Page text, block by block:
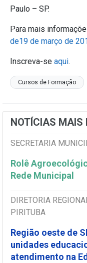
Paulo – SP.
Para mais
de19 de março de
Inscreva-se aqui.
Cursos de Formação
NOTÍCIAS MAIS
SECRETARIA
Rolê
Rede Municipal
DIRETORIA
PIRITUBA
Região oeste de
unidades
atendimento na